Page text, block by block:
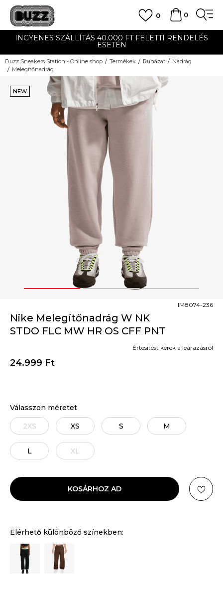
0
0
INGYENES SZÁLLÍTÁS 40.000 FT FELETTI RENDELÉS
ESETÉN
Buzz Sneakers Station - Online shop Termékek Ruházat
Nadrág
Melegítőnadrág
1 2 3
NEW
Nike Melegítőnadrág W NK
STDO FLC MW HR OS CFF PNT
IM8074-236
24.999 Ft
Értesítést kérek a leárazásról
Válasszon méretet
2XS XS S M
L XL
KOSÁRHOZ AD
Elérhető különböző színekben: